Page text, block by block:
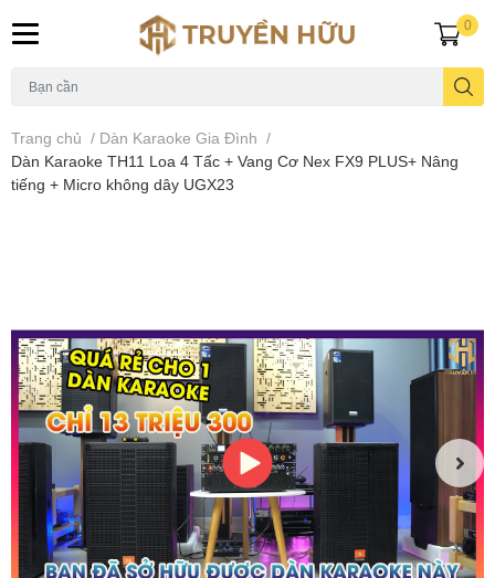
0
Trang chủ / Dàn Karaoke Gia Đình /
Dàn Karaoke TH11 Loa 4 Tấc + Vang Cơ Nex FX9 PLUS+ Nâng
tiếng + Micro không dây UGX23